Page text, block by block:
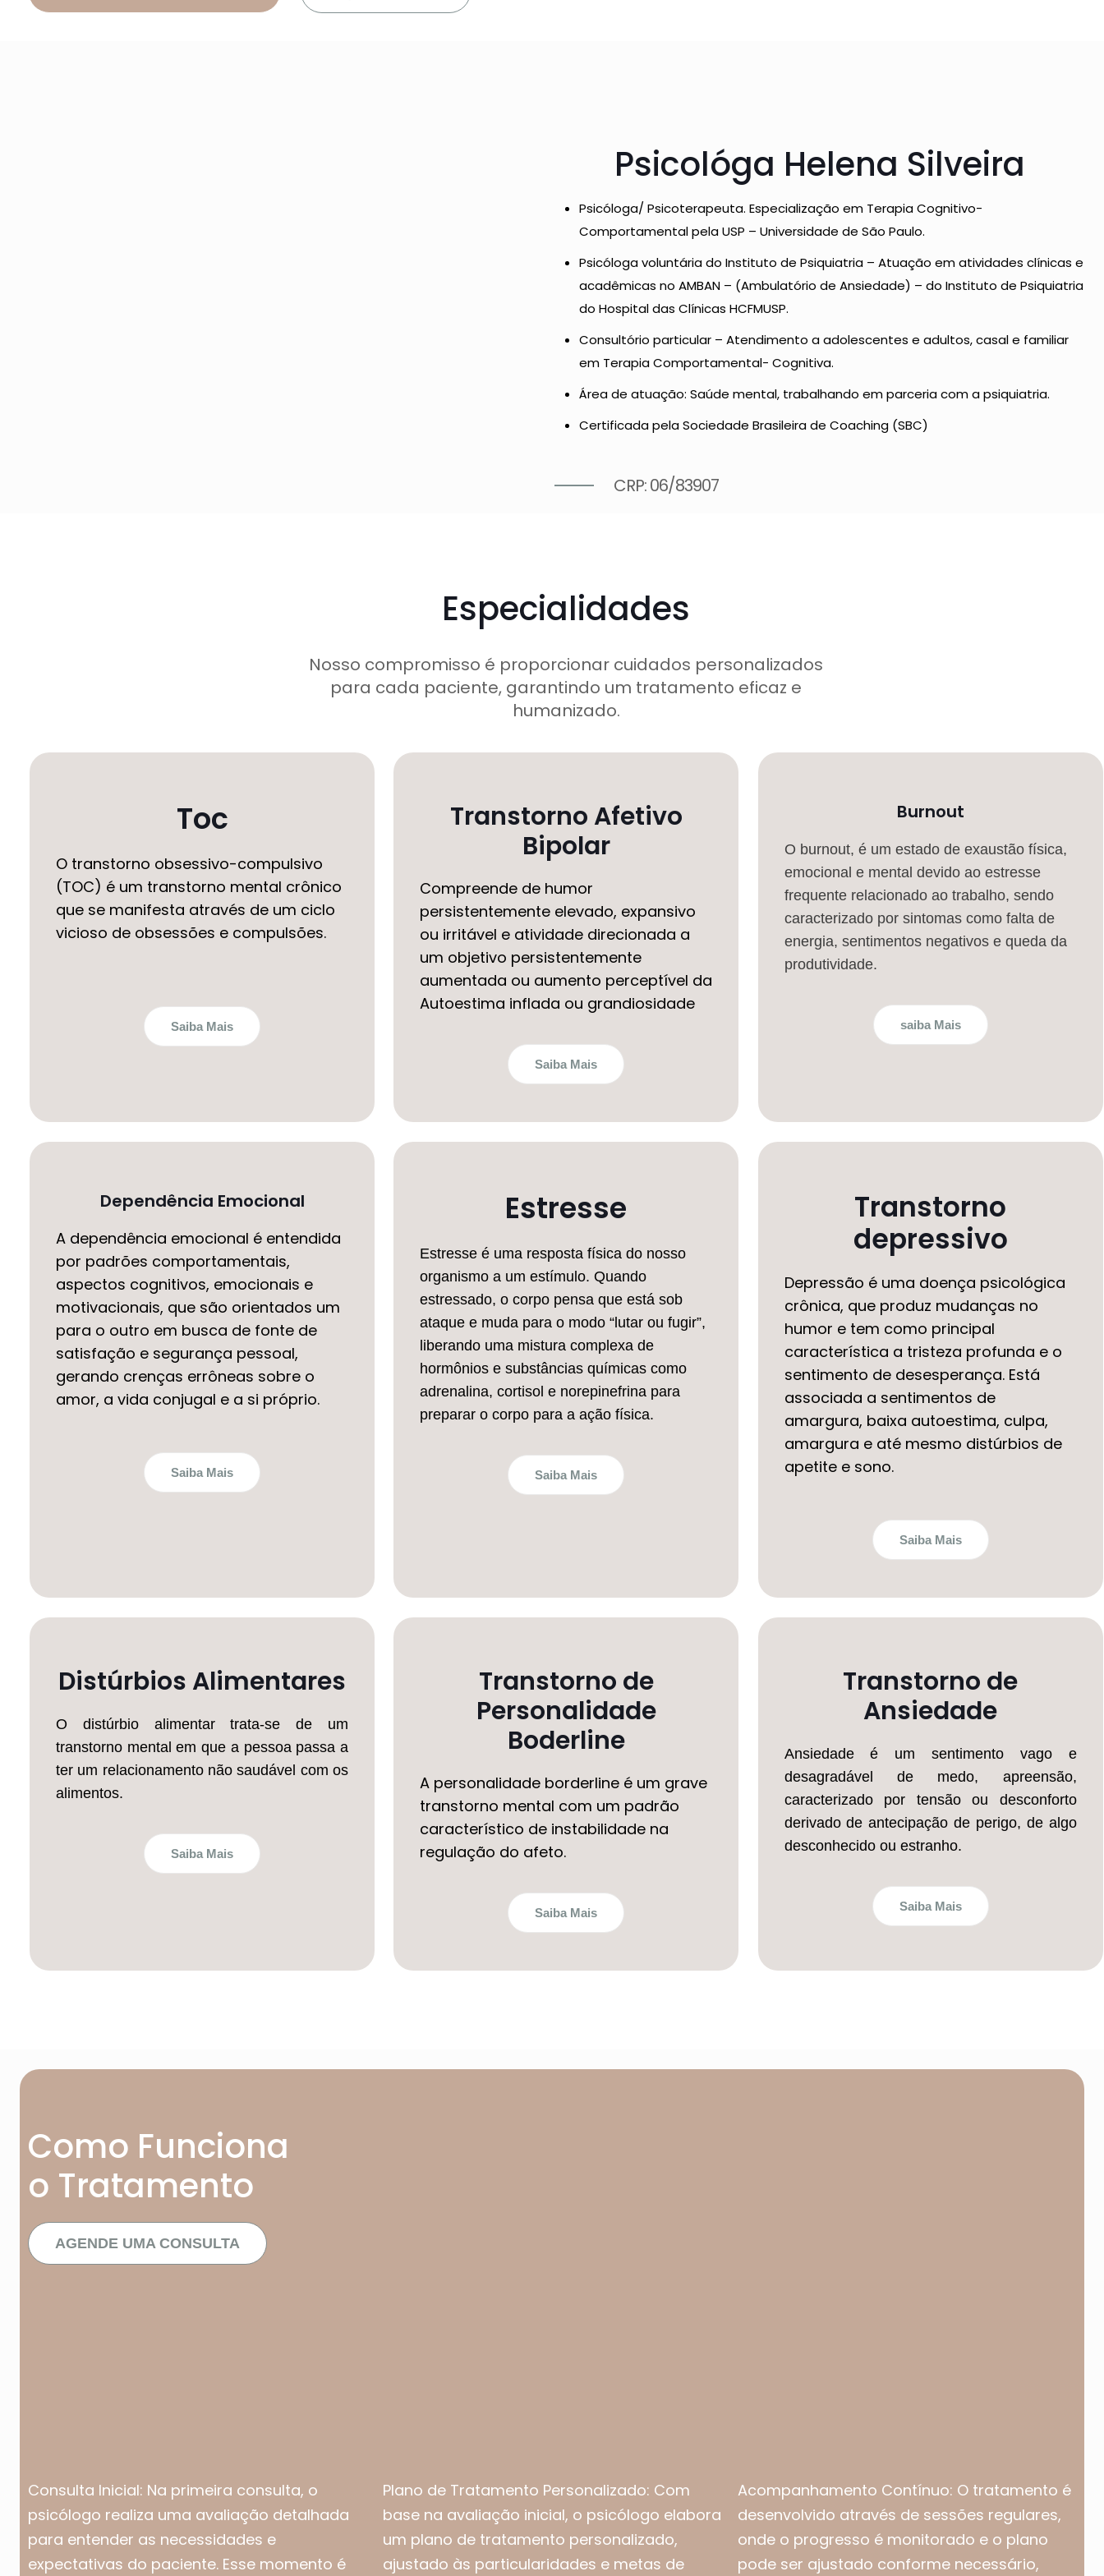
Psicológa Helena Silveira
Psicóloga/ Psicoterapeuta. Especialização em Terapia Cognitivo-
Comportamental pela USP – Universidade de São Paulo.
Psicóloga voluntária do Instituto de Psiquiatria – Atuação em atividades clínicas e
acadêmicas no AMBAN – (Ambulatório de Ansiedade) – do Instituto de Psiquiatria
do Hospital das Clínicas HCFMUSP.
Consultório particular – Atendimento a adolescentes e adultos, casal e familiar
em Terapia Comportamental- Cognitiva.
Área de atuação: Saúde mental, trabalhando em parceria com a psiquiatria.
Certificada pela Sociedade Brasileira de Coaching (SBC)
CRP: 06/83907
Especialidades
Nosso compromisso é proporcionar cuidados personalizados
para cada paciente, garantindo um tratamento eficaz e
humanizado.
Toc
O transtorno obsessivo-compulsivo
(TOC) é um transtorno mental crônico
que se manifesta através de um ciclo
vicioso de obsessões e compulsões.
Saiba Mais
Transtorno Afetivo
Bipolar
Compreende de humor
persistentemente elevado, expansivo
ou irritável e atividade direcionada a
um objetivo persistentemente
aumentada ou aumento perceptível da
Autoestima inflada ou grandiosidade
Saiba Mais
Burnout
O burnout, é um estado de exaustão física,
emocional e mental devido ao estresse
frequente relacionado ao trabalho, sendo
caracterizado por sintomas como falta de
energia, sentimentos negativos e queda da
produtividade.
saiba Mais
Dependência Emocional
A dependência emocional é entendida
por padrões comportamentais,
aspectos cognitivos, emocionais e
motivacionais, que são orientados um
para o outro em busca de fonte de
satisfação e segurança pessoal,
gerando crenças errôneas sobre o
amor, a vida conjugal e a si próprio.
Saiba Mais
Estresse
Estresse é uma resposta física do nosso
organismo a um estímulo. Quando
estressado, o corpo pensa que está sob
ataque e muda para o modo “lutar ou fugir”,
liberando uma mistura complexa de
hormônios e substâncias químicas como
adrenalina, cortisol e norepinefrina para
preparar o corpo para a ação física.
Saiba Mais
Transtorno
depressivo
Depressão é uma doença psicológica
crônica, que produz mudanças no
humor e tem como principal
característica a tristeza profunda e o
sentimento de desesperança. Está
associada a sentimentos de
amargura, baixa autoestima, culpa,
amargura e até mesmo distúrbios de
apetite e sono.
Saiba Mais
Distúrbios Alimentares
O distúrbio alimentar trata-se de um
transtorno mental em que a pessoa passa a
ter um relacionamento não saudável com os
alimentos.
Saiba Mais
Transtorno de
Personalidade
Boderline
A personalidade borderline é um grave
transtorno mental com um padrão
característico de instabilidade na
regulação do afeto.
Saiba Mais
Transtorno de
Ansiedade
Ansiedade é um sentimento vago e
desagradável de medo, apreensão,
caracterizado por tensão ou desconforto
derivado de antecipação de perigo, de algo
desconhecido ou estranho.
Saiba Mais
Como Funciona
o Tratamento
AGENDE UMA CONSULTA
Consulta Inicial: Na primeira consulta, o
psicólogo realiza uma avaliação detalhada
para entender as necessidades e
expectativas do paciente. Esse momento é
Plano de Tratamento Personalizado: Com
base na avaliação inicial, o psicólogo elabora
um plano de tratamento personalizado,
ajustado às particularidades e metas de
Acompanhamento Contínuo: O tratamento é
desenvolvido através de sessões regulares,
onde o progresso é monitorado e o plano
pode ser ajustado conforme necessário,